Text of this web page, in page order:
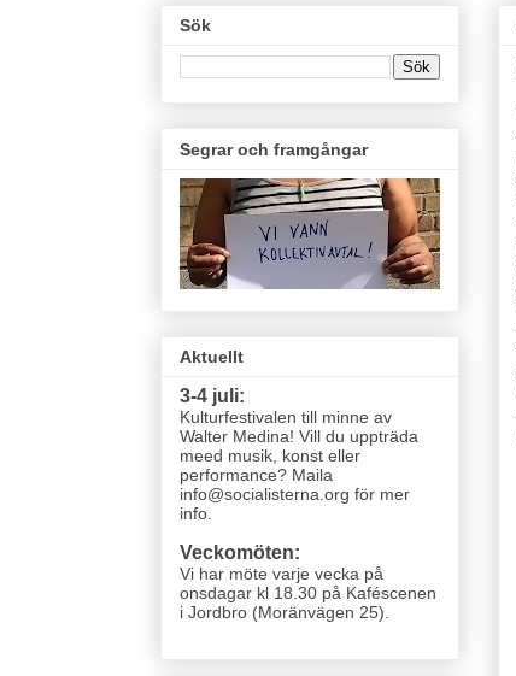
Sök
Segrar och framgångar
Aktuellt
3-4 juli:
Kulturfestivalen till minne av
Walter Medina! Vill du uppträda
meed musik, konst eller
performance? Maila
info@socialisterna.org för mer
info.
Veckomöten:
Vi har möte varje vecka på
onsdagar kl 18.30 på Kaféscenen
i Jordbro (Moränvägen 25)